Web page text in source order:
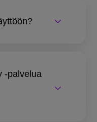
-palvelua